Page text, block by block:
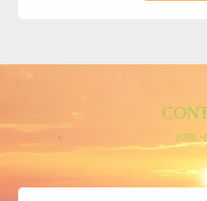
お問い